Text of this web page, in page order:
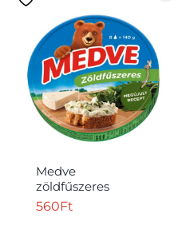
Medve
zöldfűszeres
kenhető, félzsíros
560Ft